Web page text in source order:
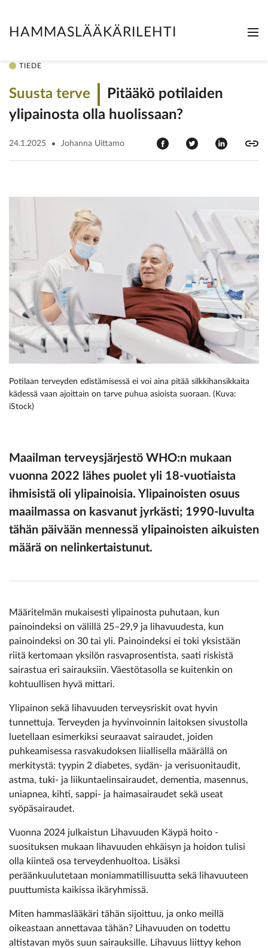
HAMMASLÄÄKÄRILEHTI
TIEDE
Suusta terve
Pitääkö potilaiden
ylipainosta olla huolissaan?
24.1.2025 Johanna Uittamo
Potilaan terveyden edistämisessä ei voi aina pitää silkkihansikkaita
kädessä vaan ajoittain on tarve puhua asioista suoraan. (Kuva:
iStock)
Maailman terveysjärjestö WHO:n mukaan
vuonna 2022 lähes puolet yli 18-vuotiaista
ihmisistä oli ylipainoisia. Ylipainoisten osuus
maailmassa on kasvanut jyrkästi; 1990-luvulta
tähän päivään mennessä ylipainoisten aikuisten
määrä on nelinkertaistunut.
Määritelmän mukaisesti ylipainosta puhutaan, kun
painoindeksi on välillä 25–29,9 ja lihavuudesta, kun
painoindeksi on 30 tai yli. Painoindeksi ei toki yksistään
riitä kertomaan yksilön rasvaprosentista, saati riskistä
sairastua eri sairauksiin. Väestötasolla se kuitenkin on
kohtuullisen hyvä mittari.
Ylipainon sekä lihavuuden terveysriskit ovat hyvin
tunnettuja. Terveyden ja hyvinvoinnin laitoksen sivustolla
luetellaan esimerkiksi seuraavat sairaudet, joiden
puhkeamisessa rasvakudoksen liiallisella määrällä on
merkitystä: tyypin 2 diabetes, sydän- ja verisuonitaudit,
astma, tuki- ja liikuntaelinsairaudet, dementia, masennus,
uniapnea, kihti, sappi- ja haimasairaudet sekä useat
syöpäsairaudet.
Vuonna 2024 julkaistun Lihavuuden Käypä hoito -
suosituksen mukaan lihavuuden ehkäisyn ja hoidon tulisi
olla kiinteä osa terveydenhuoltoa. Lisäksi
peräänkuulutetaan moniammatillisuutta sekä lihavuuteen
puuttumista kaikissa ikäryhmissä.
Miten hammaslääkäri tähän sijoittuu, ja onko meillä
oikeastaan annettavaa tähän? Lihavuuden on todettu
altistavan myös suun sairauksille. Lihavuus liittyy kehon